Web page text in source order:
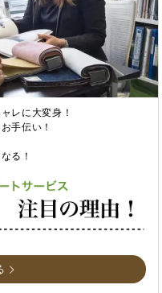
レに大変身！
手伝い！
る！